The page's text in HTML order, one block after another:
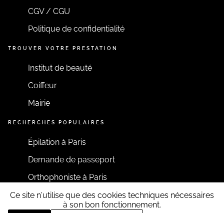
CGV / CGU
Politique de confidentialité
TROUVER VOTRE PRESTATION
Institut de beauté
Coiffeur
Mairie
RECHERCHES POPULAIRES
Épilation à Paris
Demande de passeport
Orthophoniste à Paris
RESTONS CONNECTÉS
Ce site n'utilise que des cookies techniques nécessaires
à son bon fonctionnement.